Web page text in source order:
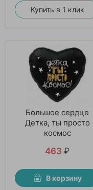
Купить в 1 клик
Большое сердце
Детка, ты просто
космос
463 ₽
В корзину